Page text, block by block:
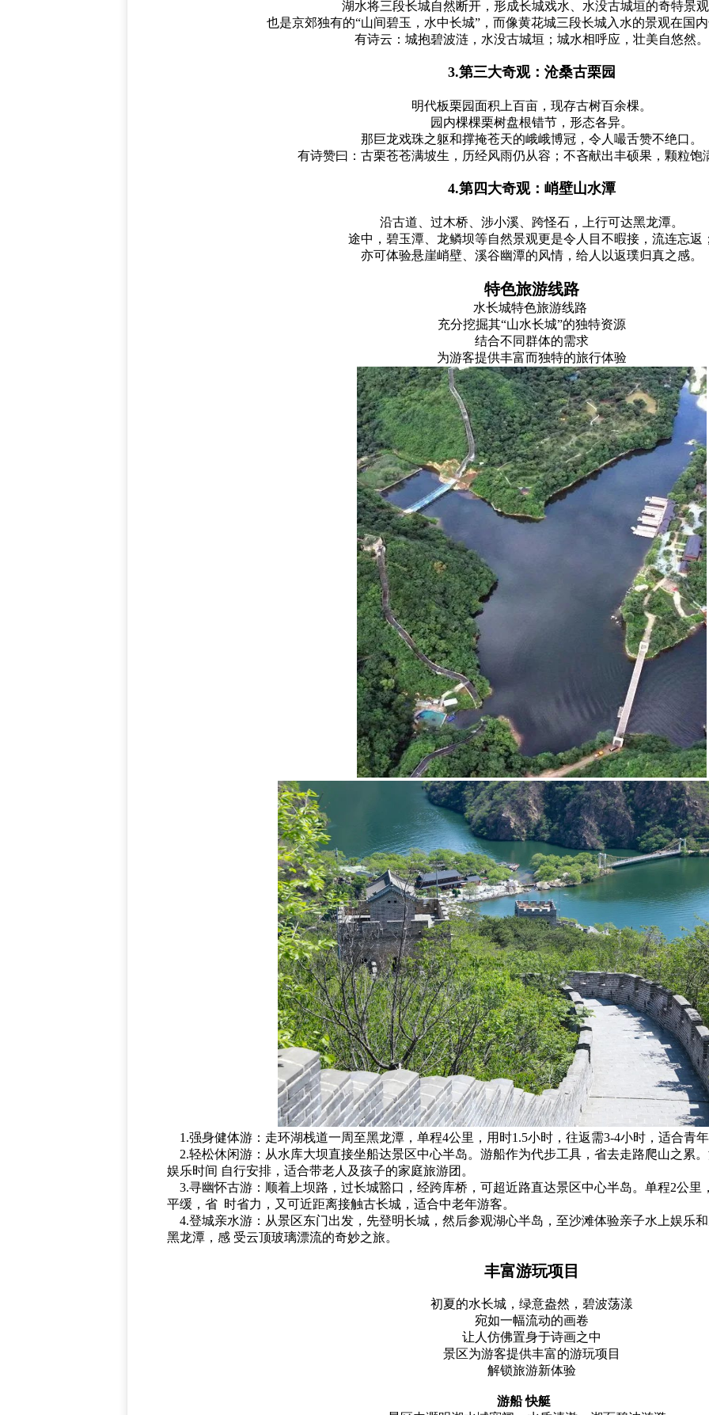
湖水将三段长城自然断开，形成长城戏水、水没古城垣的奇特景
也是京郊独有的“山间碧玉，水中长城”，而像黄花城三段长城入水的景观在国
有诗云：城抱碧波涟，水没古城垣；城水相呼应，壮美自悠然。
3.第三大奇观：沧桑古栗园
明代板栗园面积上百亩，现存古树百余棵。
园内棵棵栗树盘根错节，形态各异。
那巨龙戏珠之躯和撑掩苍天的峨峨博冠，令人嘬舌赞不绝口。
有诗赞曰：古栗苍苍满坡生，历经风雨仍从容；不吝献出丰硕果，颗粒饱
4.第四大奇观：峭壁山水潭
沿古道、过木桥、涉小溪、跨怪石，上行可达黑龙潭。
途中，碧玉潭、龙鳞坝等自然景观更是令人目不暇接，流连忘返
亦可体验悬崖峭壁、溪谷幽潭的风情，给人以返璞归真之感。
特色旅游线路
水长城特色旅游线路
充分挖掘其“山水长城”的独特资源
结合不同群体的需求
为游客提供丰富而独特的旅行体验
1.强身健体游：走环湖栈道一周至黑龙潭，单程4公里，用时1.5小时，往返需3-4小时，适合青
2.轻松休闲游：从水库大坝直接坐船达景区中心半岛。游船作为代步工具，省去走路爬山之累
娱乐时间 自行安排，适合带老人及孩子的家庭旅游团。
3.寻幽怀古游：顺着上坝路，过长城豁口，经跨库桥，可超近路直达景区中心半岛。单程2公里
平缓，省 时省力，又可近距离接触古长城，适合中老年游客。
4.登城亲水游：从景区东门出发，先登明长城，然后参观湖心半岛，至沙滩体验亲子水上娱乐
黑龙潭，感 受云顶玻璃漂流的奇妙之旅。
丰富游玩项目
初夏的水长城，绿意盎然，碧波荡漾
宛如一幅流动的画卷
让人仿佛置身于诗画之中
景区为游客提供丰富的游玩项目
解锁旅游新体验
游船 快艇